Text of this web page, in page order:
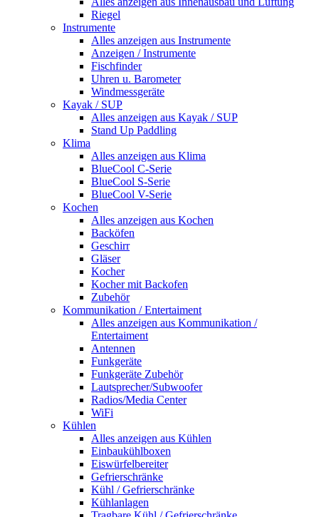
Riegel
Instrumente
Alles anzeigen aus Instrumente
Anzeigen / Instrumente
Fischfinder
Uhren u. Barometer
Windmessgeräte
Kayak / SUP
Alles anzeigen aus Kayak / SUP
Stand Up Paddling
Klima
Alles anzeigen aus Klima
BlueCool C-Serie
BlueCool S-Serie
BlueCool V-Serie
Kochen
Alles anzeigen aus Kochen
Backöfen
Geschirr
Gläser
Kocher
Kocher mit Backofen
Zubehör
Kommunikation / Entertaiment
Alles anzeigen aus Kommunikation /
Entertaiment
Antennen
Funkgeräte
Funkgeräte Zubehör
Lautsprecher/Subwoofer
Radios/Media Center
WiFi
Kühlen
Alles anzeigen aus Kühlen
Einbaukühlboxen
Eiswürfelbereiter
Gefrierschränke
Kühl / Gefrierschränke
Kühlanlagen